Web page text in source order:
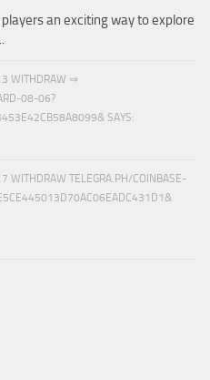
an exciting way to explore
WITHDRAW ⇒
08-06?
SAYS:
WITHDRAW TELEGRA.PH/COINBASE-